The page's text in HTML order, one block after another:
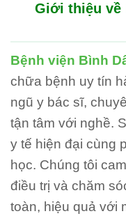
Giới thiệu về
Bệnh viện Bình
chữa bệnh uy tín
ngũ y bác sĩ,
tận tâm với nghề.
y tế hiện đại cùng
học. Chúng tôi
điều trị và chăm
toàn, hiệu quả với